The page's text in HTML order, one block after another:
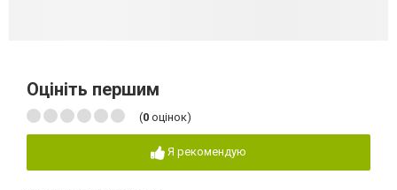
Оцініть першим
(0 оцінок)
Я рекомендую